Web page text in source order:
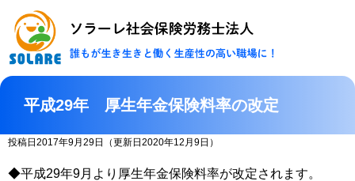
平成29年 厚生年金保険料率の改定
投稿日2017年9月29日 （更新日2020年12月9日）
◆平成29年9月より厚生年金保険料率が改定されます。